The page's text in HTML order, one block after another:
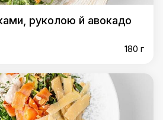
руколою й авокадо
180 г